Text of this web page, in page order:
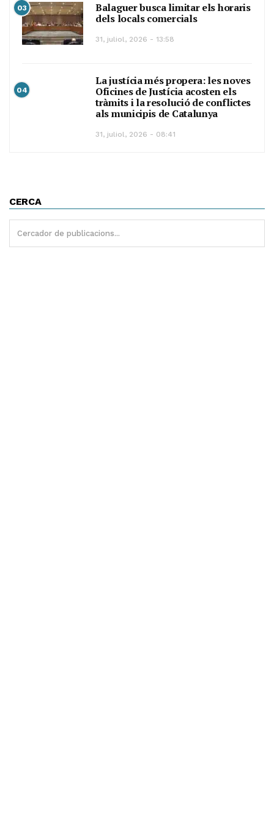
03
Balaguer busca limitar els horaris
dels locals comercials
31, juliol, 2026 - 13:58
04
La justícia més propera: les noves
Oficines de Justícia acosten els
tràmits i la resolució de conflictes
als municipis de Catalunya
31, juliol, 2026 - 08:41
CERCA